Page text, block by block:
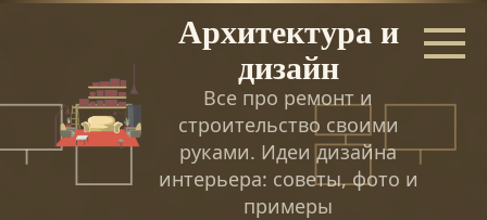
Перейти
Архитектура и
дизайн
Все про ремонт и
строительство своими
руками. Идеи дизайна
интерьера: советы, фото и
примеры